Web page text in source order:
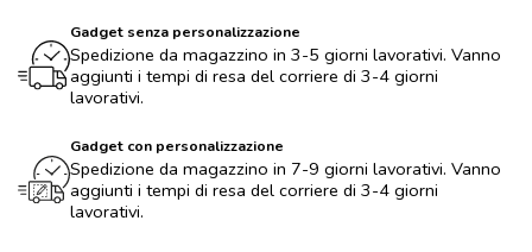
Gadget senza personalizzazione
Spedizione da magazzino in 3-5 giorni lavorativi. Vanno
aggiunti i tempi di resa del corriere di 3-4 giorni
lavorativi.
Gadget con personalizzazione
Spedizione da magazzino in 7-9 giorni lavorativi. Vanno
aggiunti i tempi di resa del corriere di 3-4 giorni
lavorativi.